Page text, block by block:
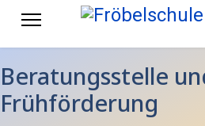
Beratungsstelle
Frühförderung